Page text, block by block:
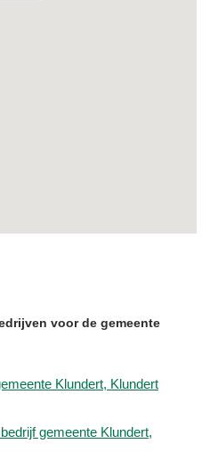
voor de gemeente
Klundert, Klundert
gemeente Klundert,